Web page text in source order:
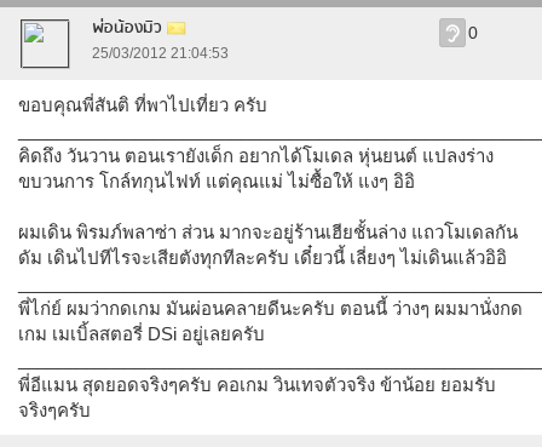
พ่อน้องมิว
25/03/2012 21:04:53
0
ขอบคุณพี่สันติ ที่พาไปเที่ยว ครับ
คิดถึง วันวาน ตอนเรายังเด็ก อยากได้โมเดล หุ่นยนต์ แปลงร่าง
ขบวนการ โกล์ทกุนไฟท์ แต่คุณแม่ ไม่ซื้อให้ แงๆ อิอิ
ผมเดิน พิรมภ์พลาซ่า ส่วน มากจะอยู่ร้านเฮียชั้นล่าง แถวโมเดลกัน
ดัม เดินไปทีไรจะเสียตังทุกทีละครับ เดี๋ยวนี้ เลี่ยงๆ ไม่เดินแล้วอิอิ
พี่ไก่ย์ ผมว่ากดเกม มันผ่อนคลายดีนะครับ ตอนนี้ ว่างๆ ผมมานั่งกด
เกม เมเบิ้ลสตอรี่ DSi อยู่เลยครับ
พี่อีแมน สุดยอดจริงๆครับ คอเกม วินเทจตัวจริง ข้าน้อย ยอมรับ
จริงๆครับ